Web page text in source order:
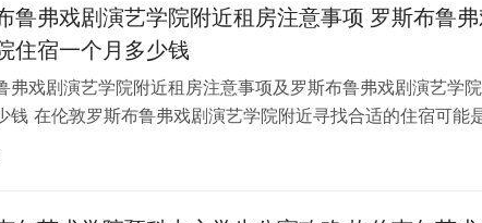
鲁弗戏剧演艺学院附近租房注意事项 罗斯布鲁
住宿一个月多少钱
弗戏剧演艺学院附近租房注意事项及罗斯布鲁弗戏剧演艺学
钱 在伦敦罗斯布鲁弗戏剧演艺学院附近寻找合适的住宿可能
项关键任务。为了帮助您顺利完成…